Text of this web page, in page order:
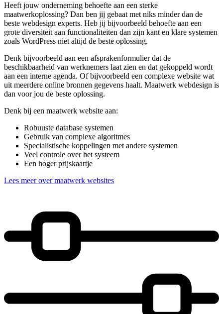
Heeft jouw onderneming behoefte aan een sterke
maatwerkoplossing? Dan ben jij gebaat met niks minder dan de
beste webdesign experts. Heb jij bijvoorbeeld behoefte aan een
grote diversiteit aan functionaliteiten dan zijn kant en klare systemen
zoals WordPress niet altijd de beste oplossing.
Denk bijvoorbeeld aan een afsprakenformulier dat de
beschikbaarheid van werknemers laat zien en dat gekoppeld wordt
aan een interne agenda. Of bijvoorbeeld een complexe website wat
uit meerdere online bronnen gegevens haalt. Maatwerk webdesign is
dan voor jou de beste oplossing.
Denk bij een maatwerk website aan:
Robuuste database systemen
Gebruik van complexe algoritmes
Specialistische koppelingen met andere systemen
Veel controle over het systeem
Een hoger prijskaartje
Lees meer over maatwerk websites